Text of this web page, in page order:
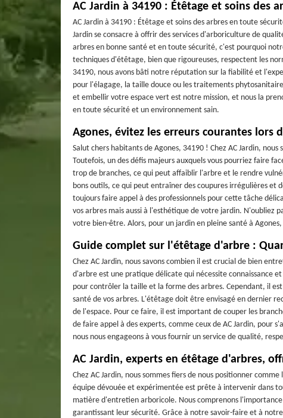
AC Jardin à 34190 : Étêtage et soins des
AC Jardin à 34190 : Étêtage et soins des arbres en toute
Jardin se consacre à offrir des services d'arboriculture de
arbres en bonne santé et en toute sécurité, c'est pourquoi
techniques d'étêtage, bien que rigoureuses, respectent les
34190, nous avons bâti notre réputation sur la fiabilité et
pour l'élagage, la taille douce ou les traitements
et embellir votre espace vert est notre mission, et nous la
en toute sécurité et un environnement sain.
Agones, évitez les erreurs courantes lors
Salut chers habitants de Agones, 34190 ! Chez AC Jardin,
Toutefois, un des défis majeurs auxquels vous pourriez faire
trop de branches, ce qui peut affaiblir l'arbre et le rendre
bons outils, ce qui peut entraîner des coupures irrégulières et
toujours faire appel à des professionnels pour cette tâche
vos arbres mais aussi à l'esthétique de votre jardin. N'oubliez
votre bien-être. Alors, pour un jardin en pleine santé à Agones,
Guide complet sur l'étêtage d'arbre :
Chez AC Jardin, nous savons combien il est crucial de bien
d'arbre est une pratique délicate qui nécessite connaissance
pour contrôler la taille et la forme des arbres. Cependant, il
santé de vos arbres. L'étêtage doit être envisagé en dernier
de l'espace. Pour ce faire, il est important de couper les
de faire appel à des experts, comme ceux de AC Jardin, pour
nous nous engageons à vous fournir un service de qualité,
AC Jardin, experts en étêtage d'arbres,
Chez AC Jardin, nous sommes fiers de nous positionner
équipe dévouée et expérimentée est prête à intervenir dans
matière d'entretien arboricole. Nous comprenons
garantissant leur sécurité. Grâce à notre savoir-faire et à